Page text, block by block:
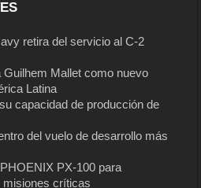
retira del servicio al C-2
Mallet como nuevo
Latina
capacidad de producción de
del vuelo de desarrollo más
PX-100 para
críticas